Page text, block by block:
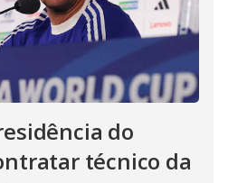
do
técnico da